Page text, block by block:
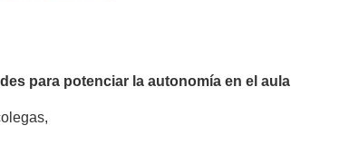
para potenciar la autonomía en el aula